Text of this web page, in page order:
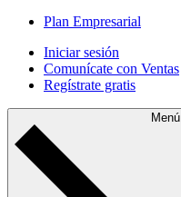
Plan Empresarial
Iniciar sesión
Comunícate con Ventas
Regístrate gratis
Menú